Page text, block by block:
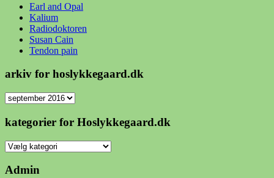
Earl and Opal
Kalium
Radiodoktoren
Susan Cain
Tendon pain
arkiv for hoslykkegaard.dk
arkiv
hoslykkegaard.dk
kategorier for Hoslykkegaard.dk
kategorier
Hoslykkegaard.dk
Admin